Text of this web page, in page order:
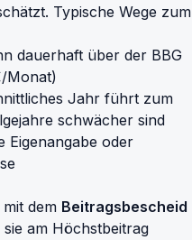
Typische Wege zum
dauerhaft über der BBG
Monat)
Jahr führt zum
schwächer sind
Eigenangabe oder
dem Beitragsbescheid
sie am Höchstbeitrag